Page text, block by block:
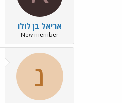
א
ר
י
ך
אריאל בן לולו
New member
נ